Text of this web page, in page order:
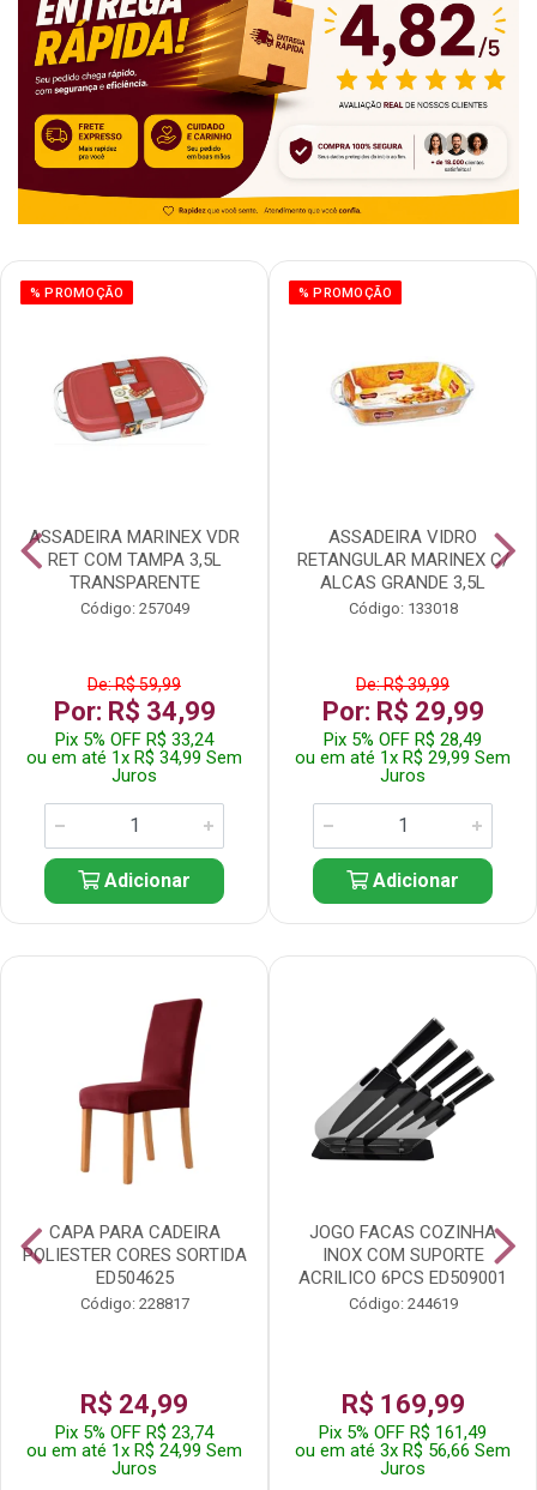
% PROMOÇÃO
ASSADEIRA MARINEX VDR
RET COM TAMPA 3,5L
TRANSPARENTE
Código: 257049
De: R$ 59,99
Por: R$ 34,99
Pix 5% OFF R$ 33,24
ou em até 1x R$ 34,99 Sem
Juros
Adicionar
% PROMOÇÃO
ASSADEIRA VIDRO
RETANGULAR MARINEX C/
ALCAS GRANDE 3,5L
Código: 133018
De: R$ 39,99
Por: R$ 29,99
Pix 5% OFF R$ 28,49
ou em até 1x R$ 29,99 Sem
Juros
Adicionar
CAPA PARA CADEIRA
POLIESTER CORES SORTIDA
ED504625
Código: 228817
R$ 24,99
Pix 5% OFF R$ 23,74
ou em até 1x R$ 24,99 Sem
Juros
JOGO FACAS COZINHA
INOX COM SUPORTE
ACRILICO 6PCS ED509001
Código: 244619
R$ 169,99
Pix 5% OFF R$ 161,49
ou em até 3x R$ 56,66 Sem
Juros